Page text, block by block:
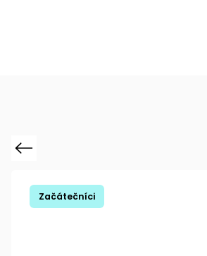
Previous
Začátečníci